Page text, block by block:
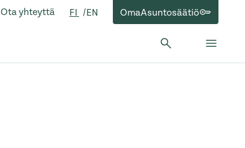
Ota yhteyttä FI EN OmaAsuntosäätiö
Hae: